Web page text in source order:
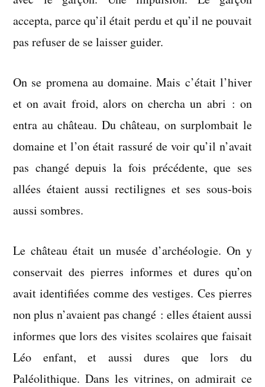
accepta, parce qu’il était perdu et qu’il ne pouvait
pas refuser de se laisser guider.
On se promena au domaine. Mais c’était l’hiver
et on avait froid, alors on chercha un abri : on
entra au château. Du château, on surplombait le
domaine et l’on était rassuré de voir qu’il n’avait
pas changé depuis la fois précédente, que ses
allées étaient aussi rectilignes et ses sous-bois
aussi sombres.
Le château était un musée d’archéologie. On y
conservait des pierres informes et dures qu’on
avait identifiées comme des vestiges. Ces pierres
non plus n’avaient pas changé : elles étaient aussi
informes que lors des visites scolaires que faisait
Léo enfant, et aussi dures que lors du
Paléolithique. Dans les vitrines, on admirait ce